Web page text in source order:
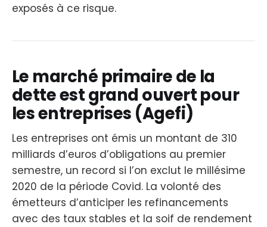
exposés à ce risque.
Le marché primaire de la
dette est grand ouvert pour
les entreprises (Agefi)
Les entreprises ont émis un montant de 310
milliards d’euros d’obligations au premier
semestre, un record si l’on exclut le millésime
2020 de la période Covid. La volonté des
émetteurs d’anticiper les refinancements
avec des taux stables et la soif de rendement